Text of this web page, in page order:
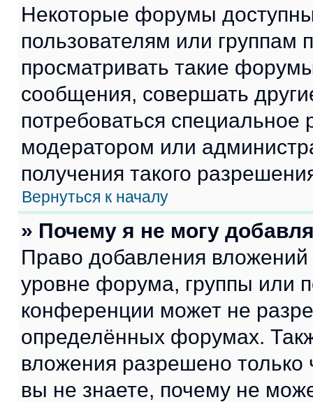
Некоторые форумы
пользователям или группам
просматривать такие
сообщения, совершать
потребоваться
модератором или
получения такого
Вернуться к началу
» Почему я не могу
Право добавления
уровне форума, группы или
конференции может не
определённых форумах.
вложения разрешено
вы не знаете, почему не